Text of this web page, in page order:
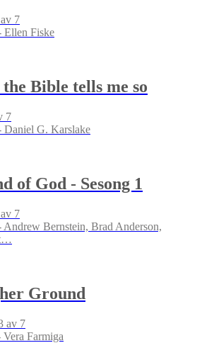
Ellen Fiske
Bible tells me so
Daniel G. Karslake
of God - Sesong 1
Andrew Bernstein, Brad Anderson,
…
Ground
Vera Farmiga